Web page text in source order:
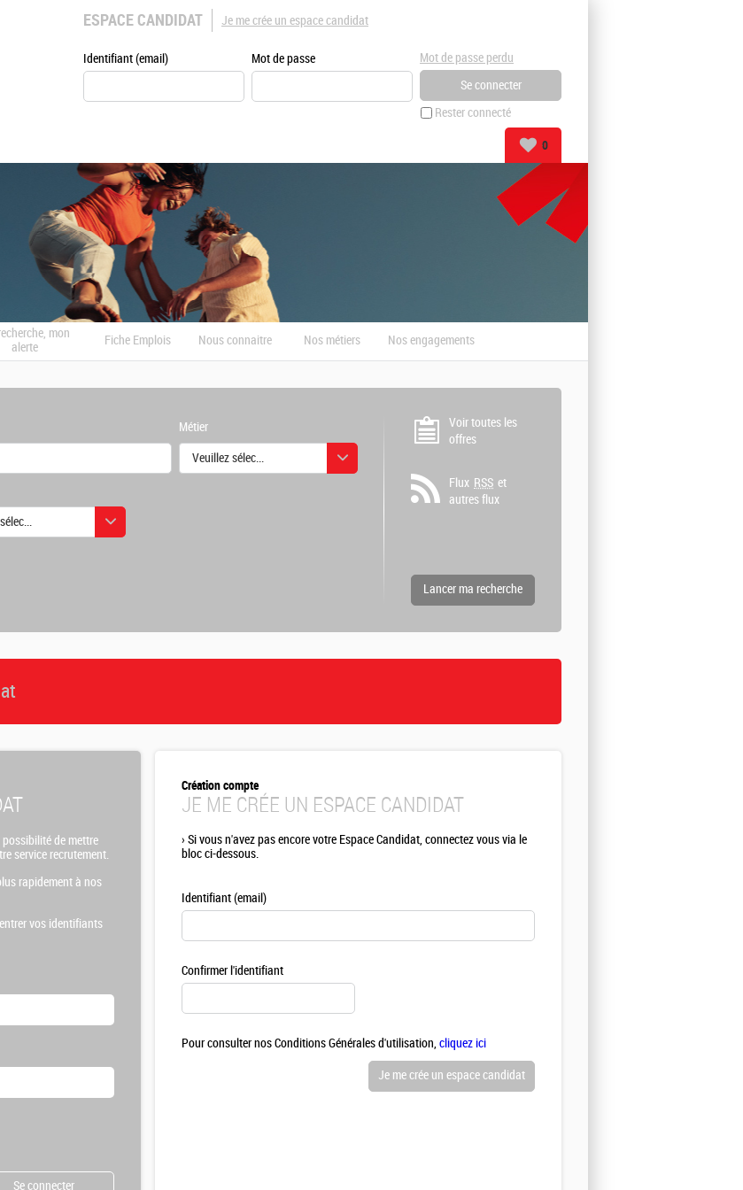
ESPACE CANDIDAT
Identifiant (email) Mot de passe
Rester connecté
Mot de passe perdu
Je me crée un espace candidat
0
mon
alerte
Fiche Emplois Nous connaitre Nos métiers Nos engagements
Métier
Veuillez sélectionner une ou des valeurs
une ou des valeurs
Voir toutes les
offres
Flux RSS et
autres flux
de mettre
service recrutement.
rapidement à nos
vos identifiants
JE ME CRÉE UN ESPACE CANDIDAT
› Si vous n'avez pas encore votre Espace Candidat, connectez vous via le
bloc ci-dessous.
Création compte
Identifiant (email)
Confirmer l'identifiant
Pour consulter nos Conditions Générales d'utilisation, cliquez ici